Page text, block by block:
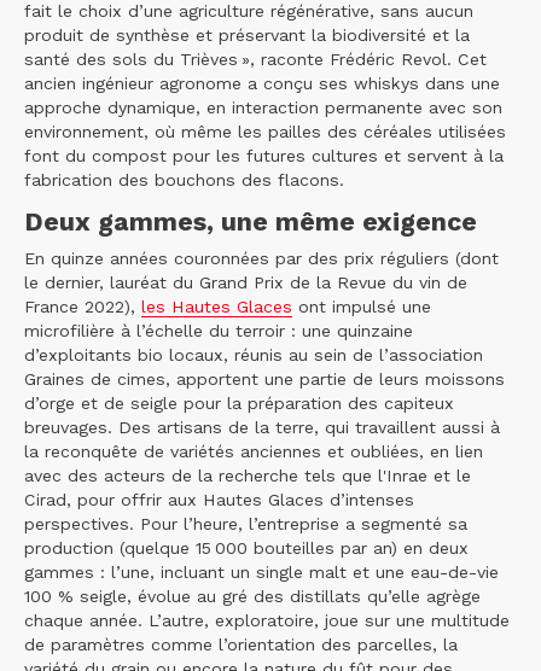
fait le choix d’une agriculture régénérative, sans aucun
produit de synthèse et préservant la biodiversité et la
santé des sols du Trièves », raconte Frédéric Revol. Cet
ancien ingénieur agronome a conçu ses whiskys dans une
approche dynamique, en interaction permanente avec son
environnement, où même les pailles des céréales utilisées
font du compost pour les futures cultures et servent à la
fabrication des bouchons des flacons.
Deux gammes, une même exigence
En quinze années couronnées par des prix réguliers (dont
le dernier, lauréat du Grand Prix de la Revue du vin de
France 2022), les Hautes Glaces ont impulsé une
microfilière à l’échelle du terroir : une quinzaine
d’exploitants bio locaux, réunis au sein de l’association
Graines de cimes, apportent une partie de leurs moissons
d’orge et de seigle pour la préparation des capiteux
breuvages. Des artisans de la terre, qui travaillent aussi à
la reconquête de variétés anciennes et oubliées, en lien
avec des acteurs de la recherche tels que l'Inrae et le
Cirad, pour offrir aux Hautes Glaces d’intenses
perspectives. Pour l’heure, l’entreprise a segmenté sa
production (quelque 15 000 bouteilles par an) en deux
gammes : l’une, incluant un single malt et une eau-de-vie
100 % seigle, évolue au gré des distillats qu’elle agrège
chaque année. L’autre, exploratoire, joue sur une multitude
de paramètres comme l’orientation des parcelles, la